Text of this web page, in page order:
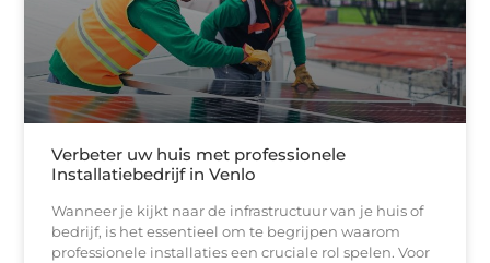
Verbeter uw huis met professionele
Installatiebedrijf in Venlo
Wanneer je kijkt naar de infrastructuur van je huis of
bedrijf, is het essentieel om te begrijpen waarom
professionele installaties een cruciale rol spelen. Voor